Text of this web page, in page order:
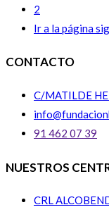
2
Ir a la página
CONTACTO
C/MATILDE
91 462 07 39
NUESTROS
CRL